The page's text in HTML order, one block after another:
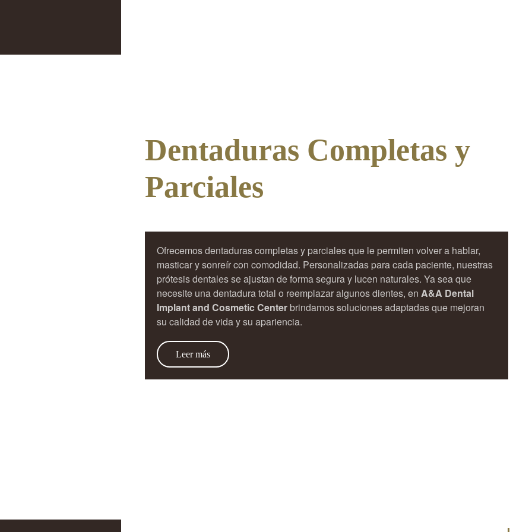
Dentaduras Completas y
Parciales
Ofrecemos dentaduras completas y parciales que le permiten volver a hablar,
masticar y sonreír con comodidad. Personalizadas para cada paciente, nuestras
prótesis dentales se ajustan de forma segura y lucen naturales. Ya sea que
necesite una dentadura total o reemplazar algunos dientes, en A&A Dental
Implant and Cosmetic Center brindamos soluciones adaptadas que mejoran
su calidad de vida y su apariencia.
Leer más